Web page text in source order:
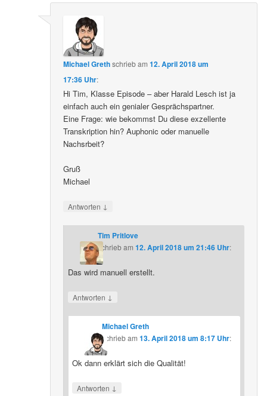
Michael Grethschriebam12. April 2018 um
17:36 Uhr:
Hi Tim, Klasse Episode – aber Harald Lesch ist ja
einfach auch ein genialer Gesprächspartner.
Eine Frage: wie bekommst Du diese exzellente
Transkription hin? Auphonic oder manuelle
Nachsrbeit?
Gruß
Michael
Antworten ↓
Tim Pritlove
schriebam 12. April 2018 um 21:46 Uhr:
Das wird manuell erstellt.
Antworten ↓
Michael Greth
schriebam13. April 2018 um 8:17 Uhr:
Ok dann erklärt sich die Qualität!
Antworten ↓